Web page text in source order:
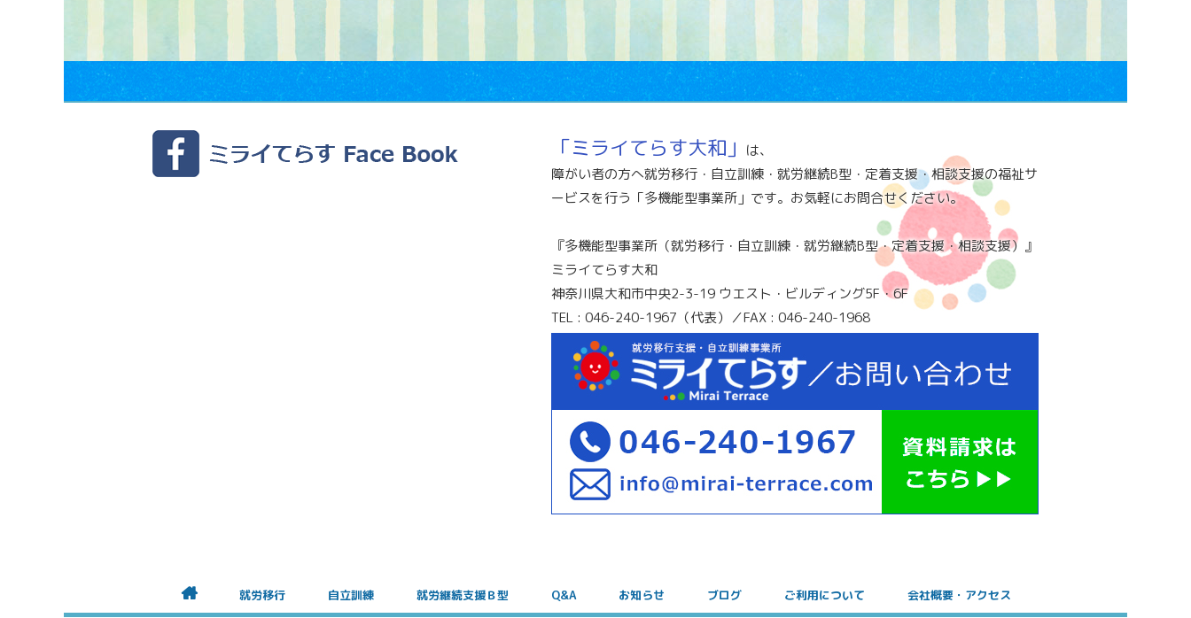
「ミライてらす大和」
は、
障がい者の方へ就労移行・自立訓練・就労継続B型・定着支援・相談支援の福祉サ
ービスを行う「多機能型事業所」です。お気軽にお問合せください。
『多機能型事業所（就労移行・自立訓練・就労継続B型・定着支援・相談支援）』
ミライてらす大和
神奈川県大和市中央2-3-19 ウエスト・ビルディング5F・6F
TEL : 046-240-1967（代表）／FAX : 046-240-1968
就労移行 自立訓練 就労継続支援Ｂ型 Q&A お知らせ ブログ ご利用について 会社概要・アクセス